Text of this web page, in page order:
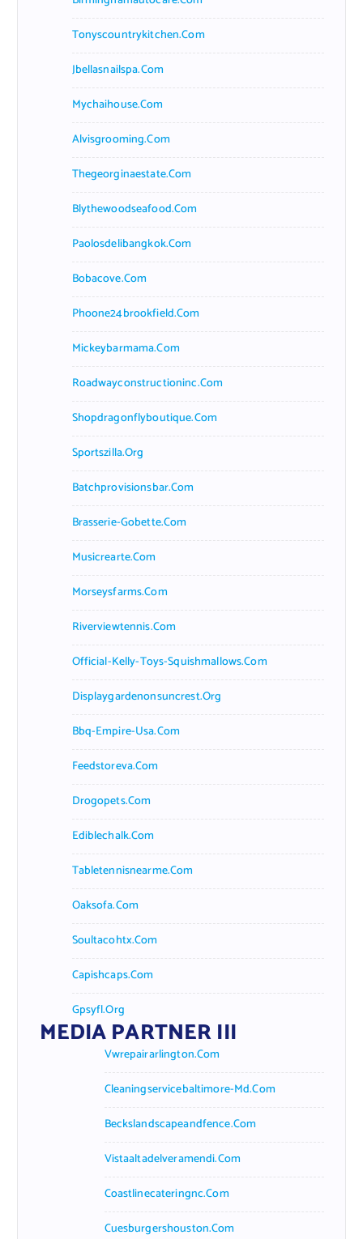
Tonyscountrykitchen.com
Jbellasnailspa.com
Mychaihouse.com
Alvisgrooming.com
Thegeorginaestate.com
Blythewoodseafood.com
Paolosdelibangkok.com
Bobacove.com
Phoone24brookfield.com
Mickeybarmama.com
Roadwayconstructioninc.com
Shopdragonflyboutique.com
Sportszilla.org
Batchprovisionsbar.com
Brasserie-Gobette.com
Musicrearte.com
Morseysfarms.com
Riverviewtennis.com
Official-Kelly-Toys-Squishmallows.com
Displaygardenonsuncrest.org
Bbq-Empire-Usa.com
Feedstoreva.com
Drogopets.com
Ediblechalk.com
Tabletennisnearme.com
Oaksofa.com
Soultacohtx.com
Capishcaps.com
Gpsyfl.org
MEDIA PARTNER III
Vwrepairarlington.com
Cleaningservicebaltimore-Md.com
Beckslandscapeandfence.com
Vistaaltadelveramendi.com
Coastlinecateringnc.com
Cuesburgershouston.com